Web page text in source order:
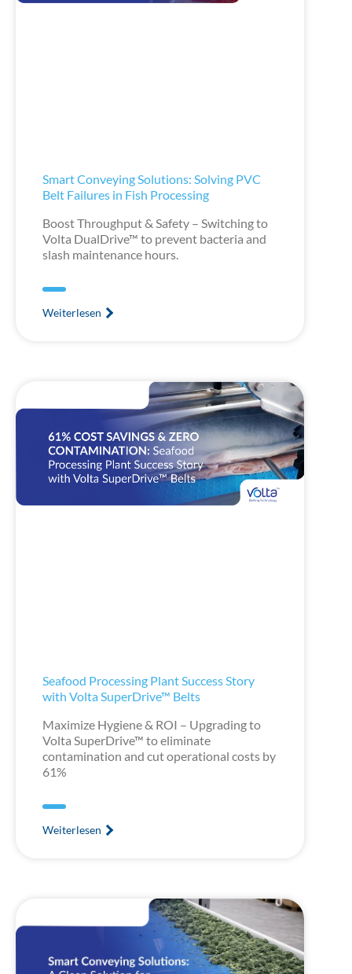
Smart Conveying Solutions: Solving PVC
Belt Failures in Fish Processing
Boost Throughput & Safety – Switching to
Volta DualDrive™ to prevent bacteria and
slash maintenance hours.
Weiterlesen
Seafood Processing Plant Success Story
with Volta SuperDrive™ Belts
Maximize Hygiene & ROI – Upgrading to
Volta SuperDrive™ to eliminate
contamination and cut operational costs by
61%
Weiterlesen